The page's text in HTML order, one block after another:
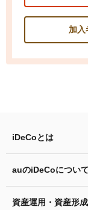
加入
iDeCoとは
iDeCoとは
iDeCoのメリット
auのiDeCoについて
auのiDeCoについ
資産運用・資産形